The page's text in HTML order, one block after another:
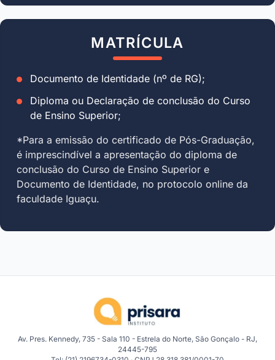
MATRÍCULA
Documento de Identidade (nº de RG);
Diploma ou Declaração de conclusão do Curso
de Ensino Superior;
*Para a emissão do certificado de Pós-Graduação,
é imprescindível a apresentação do diploma de
conclusão do Curso de Ensino Superior e
Documento de Identidade, no protocolo online da
faculdade Iguaçu.
Av. Pres. Kennedy, 735 - Sala 110 - Estrela do Norte, São Gonçalo - RJ,
24445-795